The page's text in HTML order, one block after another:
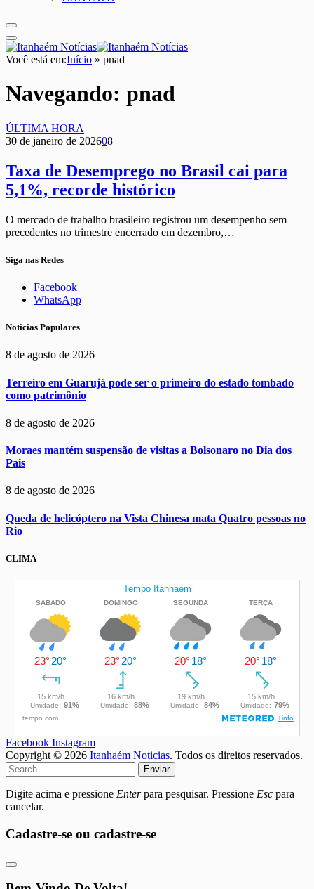
Você está em:Início » pnad
Navegando: pnad
ÚLTIMA HORA
30 de janeiro de 202608
Taxa de Desemprego no Brasil cai para
5,1%, recorde histórico
O mercado de trabalho brasileiro registrou um desempenho sem
precedentes no trimestre encerrado em dezembro,…
Siga nas Redes
Facebook
WhatsApp
Noticias Populares
8 de agosto de 2026
Terreiro em Guarujá pode ser o primeiro do estado tombado
como patrimônio
8 de agosto de 2026
Moraes mantém suspensão de visitas a Bolsonaro no Dia dos
Pais
8 de agosto de 2026
Queda de helicóptero na Vista Chinesa mata Quatro pessoas no
Rio
CLIMA
Facebook Instagram
Copyright © 2026 Itanhaém Noticias. Todos os direitos reservados.
Enviar
Digite acima e pressione Enterpara pesquisar. Pressione Esc para
cancelar.
Cadastre-se ou cadastre-se